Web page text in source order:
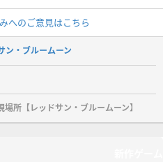
へのご意見はこちら
ン・ブルームーン
所【レッドサン・ブルームーン】